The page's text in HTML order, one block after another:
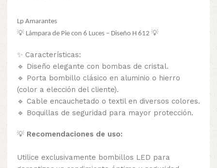
Lp Amarantes
💡 Lámpara de Pie con 6 Luces – Diseño H 612 💡
✨ Características:
🔹 Diseño elegante con bombas de cristal.
🔹 Porta bombillo clásico en aluminio o hierro
(color a elección del cliente).
🔹 Cable encauchetado o textil en diversos colores.
🔹 Boquillas de seguridad para mayor protección.
💡 Recomendaciones de uso:
Utilice exclusivamente bombillos LED para